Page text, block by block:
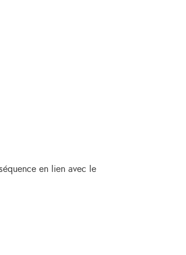
en lien avec le